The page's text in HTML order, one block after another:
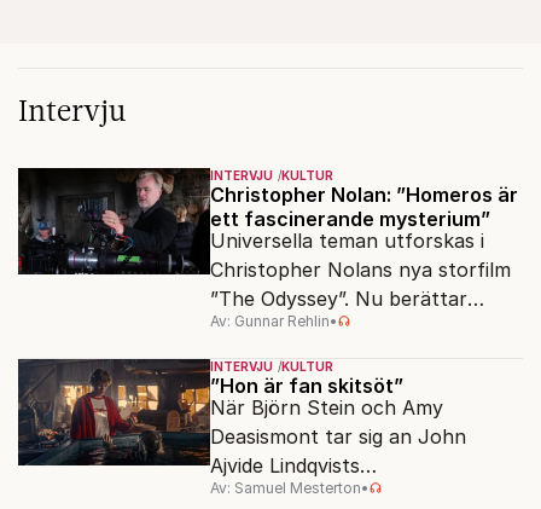
Intervju
INTERVJU KULTUR
Christopher Nolan: ”Homeros är
ett fascinerande mysterium”
Universella teman utforskas i
Christopher Nolans nya storfilm
”The Odyssey”. Nu berättar
stjärnregissören om
fascinationen för Homeros
klassiska epos.
Av: Gunnar Rehlin•
INTERVJU KULTUR
”Hon är fan skitsöt”
När Björn Stein och Amy
Deasismont tar sig an John
Ajvide Lindqvists
sjöjungfruhistoria ”Sommaren
Av: Samuel Mesterton•